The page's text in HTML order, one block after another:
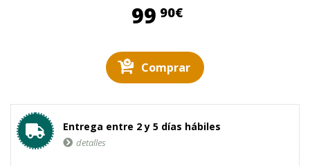
99 90€99,90 €
Comprar
Entrega entre 2 y 5 días hábiles
detalles